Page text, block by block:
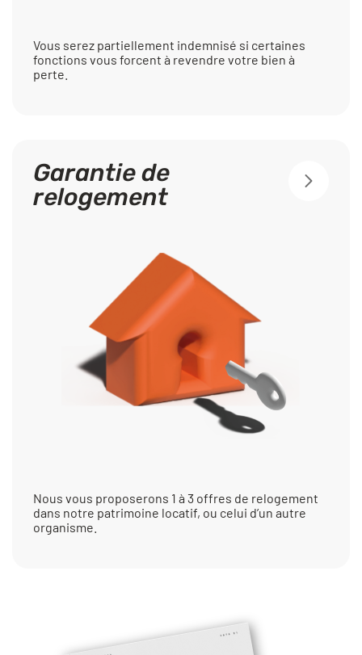
Vous serez partiellement indemnisé si certaines
fonctions vous forcent à revendre votre bien à
perte.
Garantie de
relogement
Nous vous proposerons 1 à 3 offres de relogement
dans notre patrimoine locatif, ou celui d’un autre
organisme.